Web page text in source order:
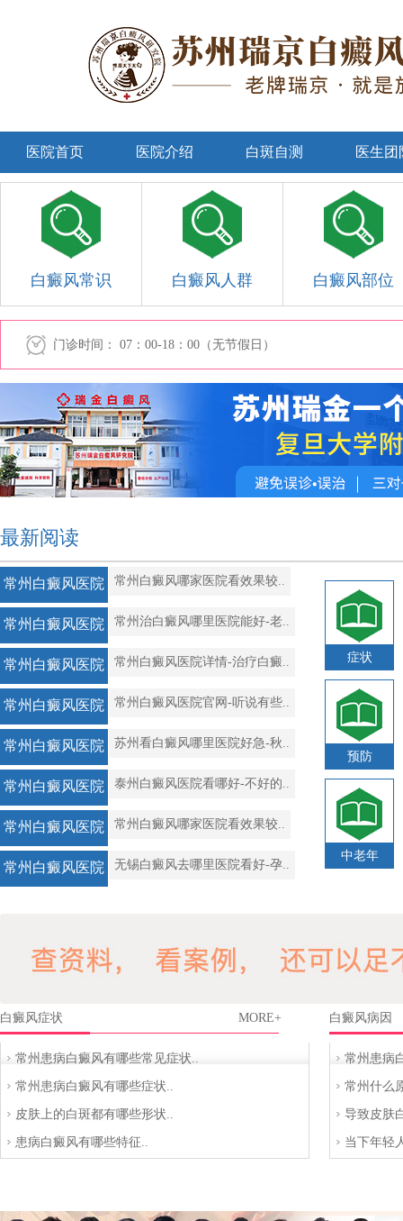
医院首页 医院介绍 白斑自测 医生团
白癜风常识 白癜风人群 白癜风部位
门诊时间： 07：00-18：00（无节假日）
最新阅读
常州白癜风医院 常州白癜风哪家医院看效果较..
常州白癜风医院 常州治白癜风哪里医院能好-老..
常州白癜风医院 常州白癜风医院详情-治疗白癜..
常州白癜风医院 常州白癜风医院官网-听说有些..
常州白癜风医院 苏州看白癜风哪里医院好急-秋..
常州白癜风医院 泰州白癜风医院看哪好-不好的..
常州白癜风医院 常州白癜风哪家医院看效果较..
常州白癜风医院 无锡白癜风去哪里医院看好-孕..
症状
预防
中老年
白癜风症状 MORE+
常州患病白癜风有哪些常见症状..
常州患病白癜风有哪些症状..
皮肤上的白斑都有哪些形状..
患病白癜风有哪些特征..
白癜风病因
常州患病
常州什么
导致皮肤
当下年轻